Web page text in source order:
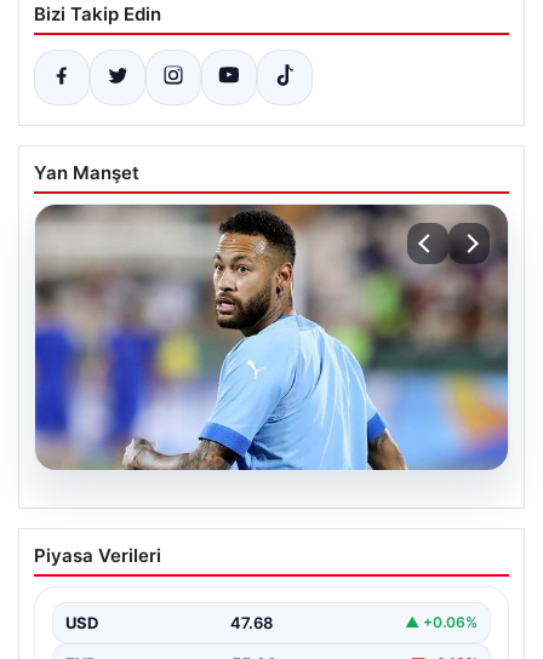
Bizi Takip Edin
Yan Manşet
Neymar’ın maç sonrası gerginlik
yaşadığı anlar!
Piyasa Verileri
USD 47.68 ▲ +0.06%